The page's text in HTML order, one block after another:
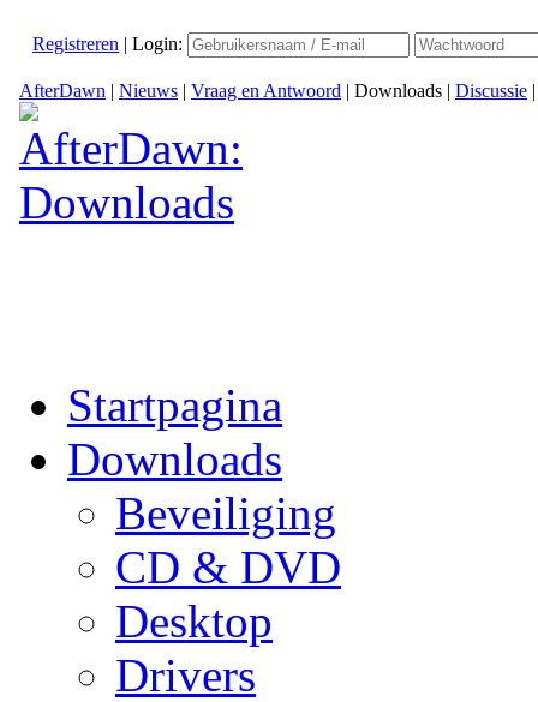
Registreren | Login:
AfterDawn | Nieuws | Vraag en Antwoord | Downloads | Discussie
Startpagina
Downloads
Beveiliging
CD & DVD
Desktop
Drivers